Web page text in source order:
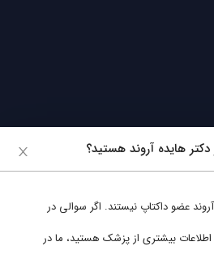
کنیدهایده آروند هستید؟
عضو داکتاپ نیستند. اگر سوالی در
اطلاعات بیشتری از پزشک هستید، ما در